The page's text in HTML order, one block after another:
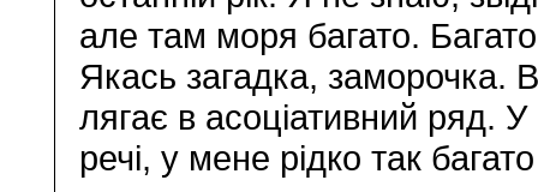
але там моря багато.
Якась загадка, заморочка.
лягає в асоціативний ряд.
речі, у мене рідко так